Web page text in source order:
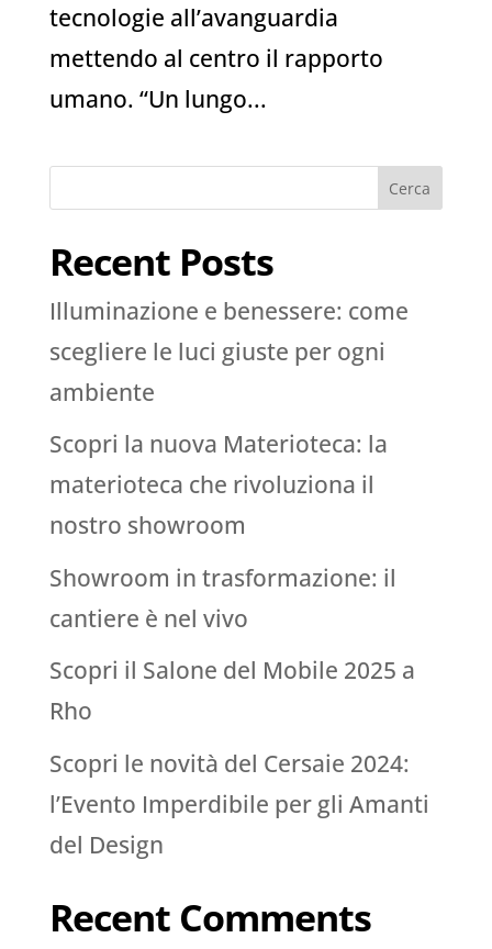
tecnologie all’avanguardia
mettendo al centro il rapporto
umano. “Un lungo...
Cerca
Recent Posts
Illuminazione e benessere: come
scegliere le luci giuste per ogni
ambiente
Scopri la nuova Materioteca: la
materioteca che rivoluziona il
nostro showroom
Showroom in trasformazione: il
cantiere è nel vivo
Scopri il Salone del Mobile 2025 a
Rho
Scopri le novità del Cersaie 2024:
l’Evento Imperdibile per gli Amanti
del Design
Recent Comments